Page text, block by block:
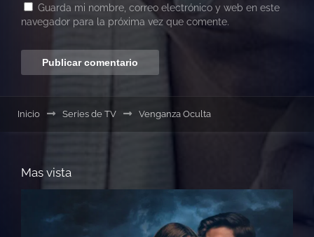
Guarda mi nombre, correo electrónico y web en este
navegador para la próxima vez que comente.
Inicio Series de TV Venganza Oculta
Mas vista